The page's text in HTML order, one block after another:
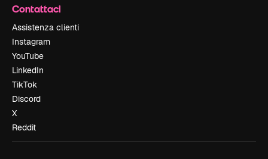
Contattaci
Assistenza clienti
Instagram
YouTube
LinkedIn
TikTok
Discord
X
Reddit